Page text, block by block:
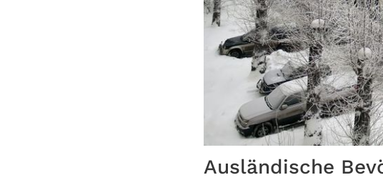
Ausländische